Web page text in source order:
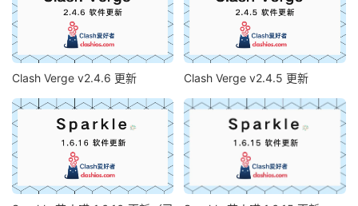
Clash Verge v2.4.6 更新 Clash Verge v2.4.5 更新